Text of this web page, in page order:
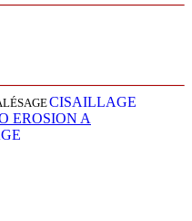
CISAILLAGE
EROSION A